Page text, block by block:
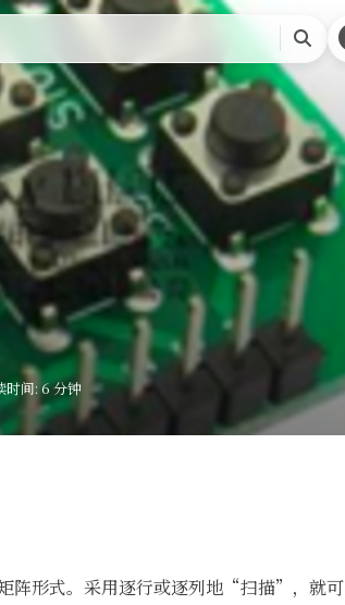
搜
索
时间: 6 分钟
阵形式。采用逐行或逐列地“扫描”，就可